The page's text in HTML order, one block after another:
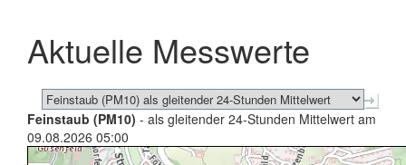
schließen
Aktuelle Messwerte
Feinstaub (PM10) - als gleitender 24-Stunden Mittelwert am
09.08.2026 05:00